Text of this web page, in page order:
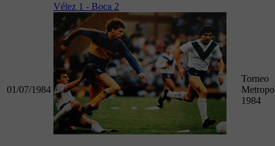
01/07/1984
Vélez 1 - Boca 2
Torneo
1984